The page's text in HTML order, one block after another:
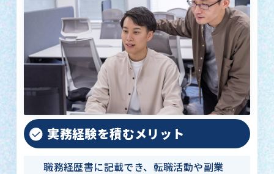
実務経験を積むメリット
職務経歴書に記載でき、転職活動や副業